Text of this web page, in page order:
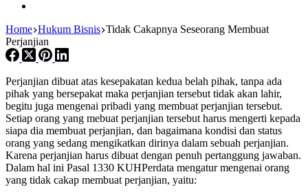
Home Hukum Bisnis Tidak Cakapnya Seseorang Membuat
Perjanjian
Perjanjian dibuat atas kesepakatan kedua belah pihak, tanpa ada
pihak yang bersepakat maka perjanjian tersebut tidak akan lahir,
begitu juga mengenai pribadi yang membuat perjanjian tersebut.
Setiap orang yang mebuat perjanjian tersebut harus mengerti kepada
siapa dia membuat perjanjian, dan bagaimana kondisi dan status
orang yang sedang mengikatkan dirinya dalam sebuah perjanjian.
Karena perjanjian harus dibuat dengan penuh pertanggung jawaban.
Dalam hal ini Pasal 1330 KUHPerdata mengatur mengenai orang
yang tidak cakap membuat perjanjian, yaitu: